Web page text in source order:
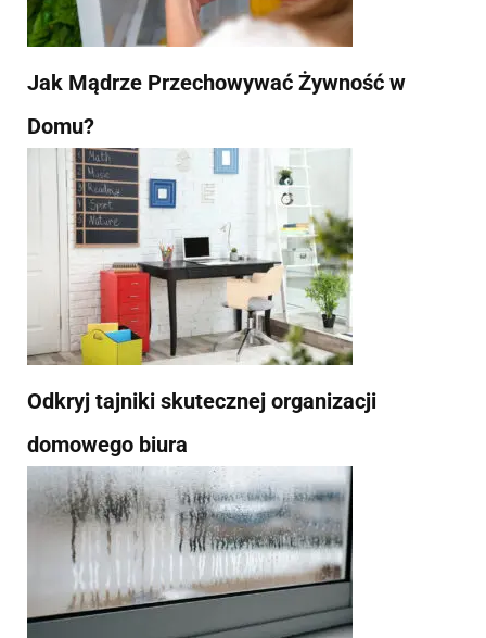
Jak Mądrze Przechowywać Żywność w
Domu?
Odkryj tajniki skutecznej organizacji
domowego biura